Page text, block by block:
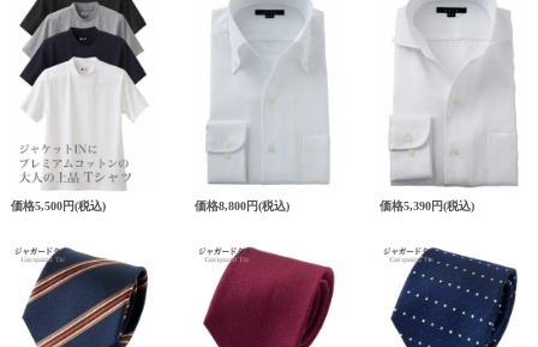
価格5,500円(税込) 価格8,800円(税込) 価格5,390円(税込)